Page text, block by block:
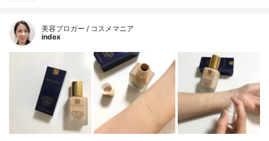
美容ブロガー / コスメマニア
index